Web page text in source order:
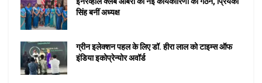
सिंह बनीं अध्यक्ष
ग्रीन इलेक्शन पहल के लिए डॉ. हीरा लाल को टाइम्स ऑफ
इंडिया इकोप्रेन्योर अवॉर्ड